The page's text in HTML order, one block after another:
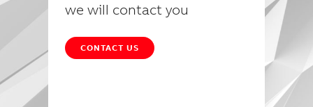
we will contact you
CONTACT US